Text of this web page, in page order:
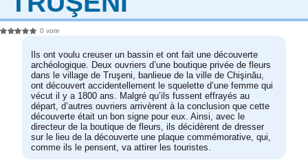
0 vote
Ils ont voulu creuser un bassin et ont fait une découverte
archéologique. Deux ouvriers d’une boutique privée de fleurs
dans le village de Truşeni, banlieue de la ville de Chişinău,
ont découvert accidentellement le squelette d’une femme qui
vécut il y a 1800 ans. Malgré qu’ils fussent effrayés au
départ, d’autres ouvriers arrivèrent à la conclusion que cette
découverte était un bon signe pour eux. Ainsi, avec le
directeur de la boutique de fleurs, ils décidèrent de dresser
sur le lieu de la découverte une plaque commémorative, qui,
comme ils le pensent, va attirer les touristes.